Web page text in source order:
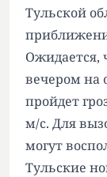
Тульской
Ожидается,
вечером на
пройдет
м/с. Для
могут
Тульские